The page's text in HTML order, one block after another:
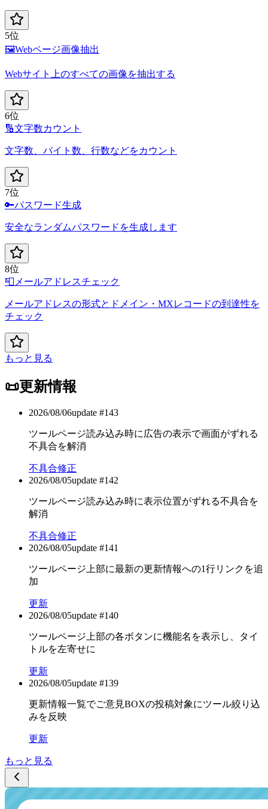
5位
🖼️Webページ画像抽出
Webサイト上のすべての画像を抽出する
6位
🔢文字数カウント
文字数、バイト数、行数などをカウント
7位
🔑パスワード生成
安全なランダムパスワードを生成します
8位
📮 メールアドレスチェック
メールアドレスの形式とドメイン・MXレコードの到達性を
チェック
もっと見る
📜更新情報
2026/08/06update #143
ツールページ読み込み時に広告の表示で画面がずれる
不具合を解消
不具合修正
2026/08/05update #142
ツールページ読み込み時に表示位置がずれる不具合を
解消
不具合修正
2026/08/05update #141
ツールページ上部に最新の更新情報への1行リンクを追
加
更新
2026/08/05update #140
ツールページ上部の各ボタンに機能名を表示し、タイ
トルを左寄せに
更新
2026/08/05update #139
更新情報一覧でご意見BOXの投稿対象にツール絞り込
みを反映
更新
もっと見る